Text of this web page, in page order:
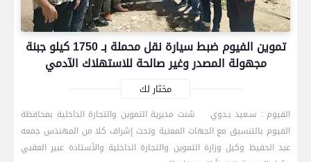
تموين الفيوم ضبط سيارة نقل محملة بـ 1750 كيلو جبنة
مجهولة المصدر وغير صالحة للاستهلاك الآدمي
مختار لك
الفيوم : سـعيد بـدوي شنت مديرية التموين والتجارة الداخلية بمحافظة
الفيوم بالتنسيق مع الجهات المعنية وتحت إشراف كلا من المهندس جمعه
عبد الحفيظ وكيل وزارة التموين والتجارة الداخلية والأستاذة عبير العقبي
بعدسة الخبر المصري| شاهد أبرز لقطات الشوط
الأول لمباراة الزمالك واتحاد العاصمة الجزائري فى
نهائي كأس الكونفدرالية الإفريقية
رياضة